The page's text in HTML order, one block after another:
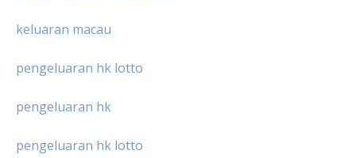
keluaran macau
pengeluaran hk lotto
pengeluaran hk
pengeluaran hk lotto